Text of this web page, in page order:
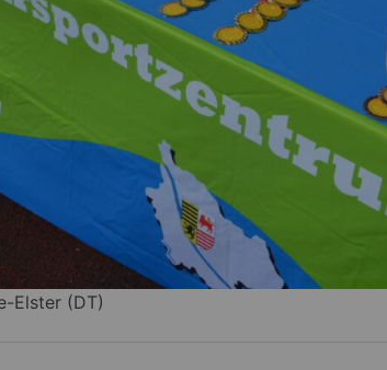
Elster (DT)